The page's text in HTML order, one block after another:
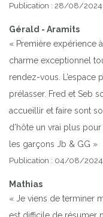
Publication : 28/08/2024
Gérald - Aramits
« Première expérience
charme exceptionnel
rendez-vous. L’espace
prélasser. Fred et Seb
accueillir et faire sont
d’hôte un vrai plus
les garçons Jb & GG »
Publication : 04/08/2024
Mathias
« Je viens de terminer